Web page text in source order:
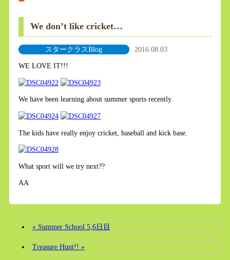
We don’t like cricket…
スタークラスBlog 2016.08.03
WE LOVE IT!!!
We have been learning about summer sports recently
The kids have really enjoy cricket, baseball and kick base.
What sport will we try next??
AA
« Summer School 5,6日目
Treasure Hunt!! »